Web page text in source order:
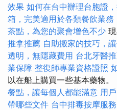
效果 如何在台中辦理台胞證
箱，完美適用於各類餐飲業務
茶點，為您的聚會增色不少
推拿推薦 自助搬家的技巧，
透明，無隱藏費用 台北牙醫
業保障 整復師專業資格證照
以在船上購買一些基本藥物。
餐點，讓每個人都能滿意 用
帶哪些文件 台中排毒按摩服務